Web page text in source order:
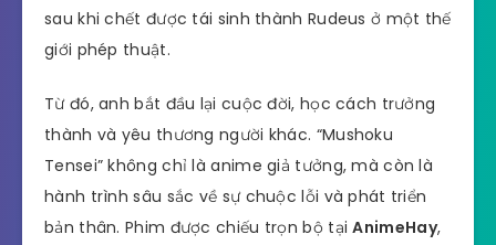
sau khi chết được tái sinh thành Rudeus ở một thế
giới phép thuật.
Từ đó, anh bắt đầu lại cuộc đời, học cách trưởng
thành và yêu thương người khác. “Mushoku
Tensei” không chỉ là anime giả tưởng, mà còn là
hành trình sâu sắc về sự chuộc lỗi và phát triển
bản thân. Phim được chiếu trọn bộ tạiAnimeHay,